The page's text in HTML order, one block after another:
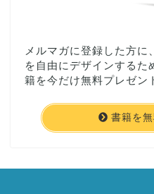
メルマガに登録した方に
を自由にデザインするた
籍を今だけ無料プレゼン
書籍を